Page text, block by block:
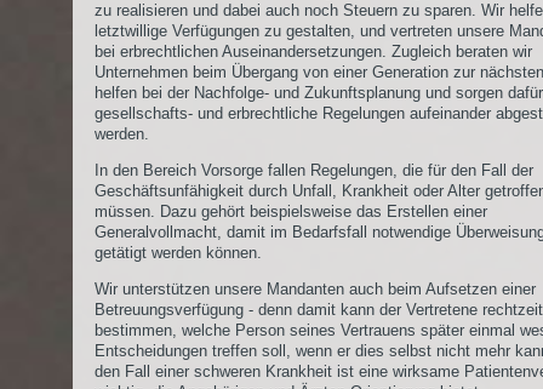
zu realisieren und dabei auch noch Steuern zu sparen. Wir
letztwillige Verfügungen zu gestalten, und vertreten unsere
bei erbrechtlichen Auseinandersetzungen. Zugleich beraten wir
Unternehmen beim Übergang von einer Generation zur
helfen bei der Nachfolge- und Zukunftsplanung und sorgen
gesellschafts- und erbrechtliche Regelungen aufeinander
werden.
In den Bereich Vorsorge fallen Regelungen, die für den Fall der
Geschäftsunfähigkeit durch Unfall, Krankheit oder Alter
müssen. Dazu gehört beispielsweise das Erstellen einer
Generalvollmacht, damit im Bedarfsfall notwendige
getätigt werden können.
Wir unterstützen unsere Mandanten auch beim Aufsetzen einer
Betreuungsverfügung - denn damit kann der Vertretene
bestimmen, welche Person seines Vertrauens später einmal
Entscheidungen treffen soll, wenn er dies selbst nicht mehr
den Fall einer schweren Krankheit ist eine wirksame